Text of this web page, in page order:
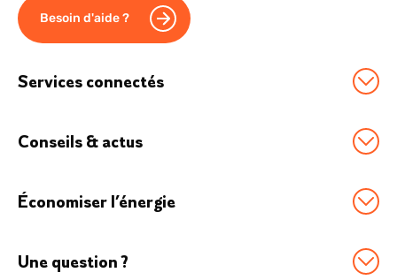
Besoin d'aide ?
Services connectés
Option Effacement
Conseils & actus
Économies d'énergie
Maison connectée
Économiser l’énergie
Comment réduire sa conso d’énergie ?
Une question ?